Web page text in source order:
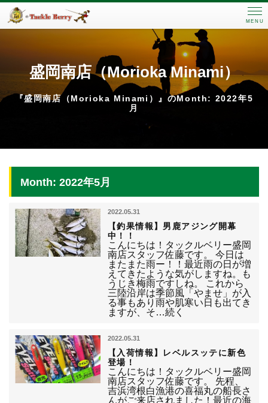
MENU
盛岡南店（Morioka Minami）
『盛岡南店（Morioka Minami）』のMonth: 2022年5
月
Month: 2022年5月
2022.05.31
【釣果情報】男鹿アジング開幕
中！！
こんにちは！タックルベリー盛岡
南店スタッフ佐藤です。 今日は
またまた雨ー！！最近雨の日が増
えてきたような気がしますね。も
うじき梅雨ですしね。 これから
三陸沿岸は季節風「やませ」が入
る事もあり雨や肌寒い日も出てき
ますが、そ…続く
2022.05.31
【入荷情報】レベルスッテに新色
登場！
こんにちは！タックルベリー盛岡
南店スタッフ佐藤です。 先程、
吉浜湾根白漁港の喜福丸の船長さ
んがご来店されました！最近の海